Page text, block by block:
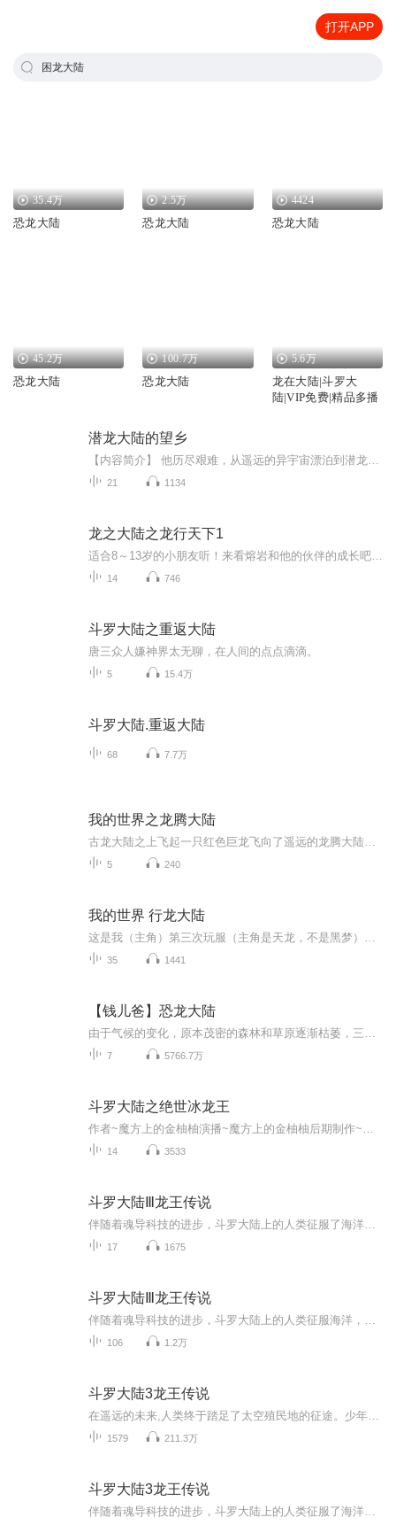
打开APP
困龙大陆
35.4万
恐龙大陆
2.5万
恐龙大陆
4424
恐龙大陆
45.2万
恐龙大陆
100.7万
恐龙大陆
5.6万
龙在大陆|斗罗大
陆|VIP免费|精品多播
潜龙大陆的望乡
21 1134
龙之大陆之龙行天下1
14 746
斗罗大陆之重返大陆
唐三众人嫌神界太无聊，在人间的点点滴滴。
5 15.4万
斗罗大陆.重返大陆
68 7.7万
我的世界之龙腾大陆
5 240
我的世界 行龙大陆
35 1441
【钱儿爸】恐龙大陆
7 5766.7万
斗罗大陆之绝世冰龙王
14 3533
斗罗大陆Ⅲ龙王传说
17 1675
斗罗大陆Ⅲ龙王传说
106 1.2万
斗罗大陆3龙王传说
1579 211.3万
斗罗大陆3龙王传说